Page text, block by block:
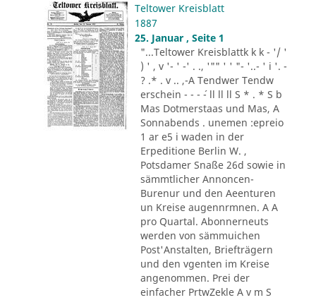
Teltower Kreisblatt
1887
25. Januar , Seite 1
"...Teltower Kreisblattk k k - '/ '
) ' , v '- ' -' . ., '"" ' ' "- '..- ' i '. -
? .* . v .. ,-A Tendwer Tendw
erschein - - - ´- ll ll ll S * . * S b
Mas Dotmerstaas und Mas, A
Sonnabends . unemen :epreio
1 ar e5 i waden in der
Erpeditione Berlin W. ,
Potsdamer Snaße 26d sowie in
sämmtlicher Annoncen-
Burenur und den Aeenturen
un Kreise augennrmnen. A A
pro Quartal. Abonnerneuts
werden von sämmuichen
Post'Anstalten, Briefträgern
und den vgenten im Kreise
angenommen. Prei der
einfacher PrtwZekle A v m S